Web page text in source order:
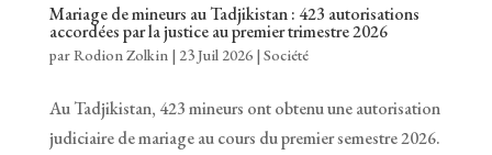
Mariage de mineurs au Tadjikistan : 423 autorisations
accordées par la justice au premier trimestre 2026
parRodion Zolkin| 23 Juil 2026| Société
Au Tadjikistan, 423 mineurs ont obtenu une autorisation
judiciaire de mariage au cours du premier semestre 2026.